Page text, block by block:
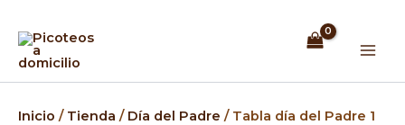
contenido
Inicio / Tienda / Día del Padre / Tabla día del Padre 1
del
Padre
1